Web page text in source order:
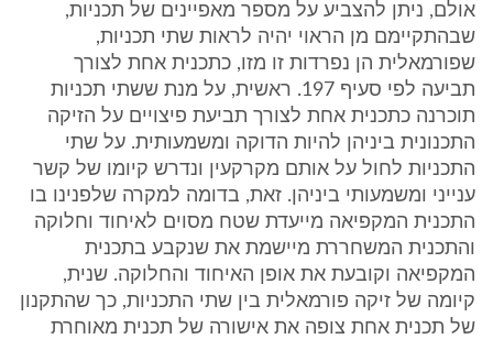
אולם, ניתן להצביע על מספר מאפיינים של תכניות,
שבהתקיימם מן הראוי יהיה לראות שתי תכניות,
שפורמאלית הן נפרדות זו מזו, כתכנית אחת לצורך
תביעה לפי סעיף 197. ראשית, על מנת ששתי תכניות
תוכרנה כתכנית אחת לצורך תביעת פיצויים על הזיקה
התכנונית ביניהן להיות הדוקה ומשמעותית. על שתי
התכניות לחול על אותם מקרקעין ונדרש קיומו של קשר
ענייני ומשמעותי ביניהן. זאת, בדומה למקרה שלפנינו בו
התכנית המקפיאה מייעדת שטח מסוים לאיחוד וחלוקה
והתכנית המשחררת מיישמת את שנקבע בתכנית
המקפיאה וקובעת את אופן האיחוד והחלוקה. שנית,
קיומה של זיקה פורמאלית בין שתי התכניות, כך שהתקנון
של תכנית אחת צופה את אישורה של תכנית מאוחרת